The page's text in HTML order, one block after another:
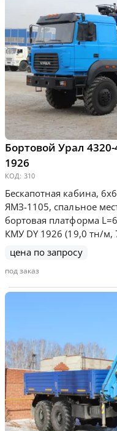
Бортовой Урал
1926
КОД: 310
Бескапотная кабина,
ЯМЗ-1105, спальное
бортовая платформа
КМУ DY 1926 (19,0 тн/м,
цена по запросу
под заказ